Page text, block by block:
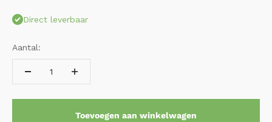
Direct leverbaar
Aantal:
Toevoegen aan winkelwagen